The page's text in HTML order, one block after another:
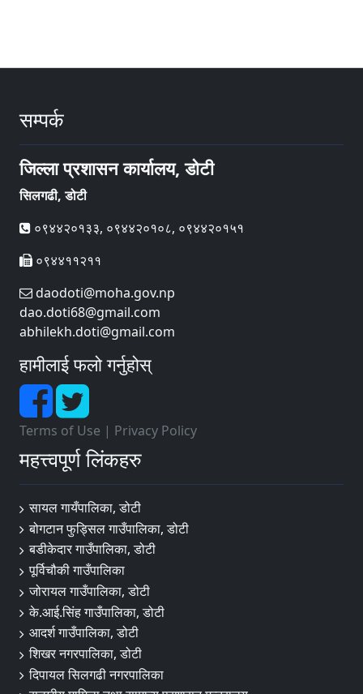
सम्पर्क
जिल्ला प्रशासन कार्यालय, डोटी
सिलगढी, डोटी
०९४४२०१३३, ०९४४२०१०८, ०९४४२०१५१
०९४४११२११
daodoti@moha.gov.np
dao.doti68@gmail.com
abhilekh.doti@gmail.com
हामीलाई फलो गर्नुहोस्
Terms of Use | Privacy Policy
महत्त्वपूर्ण लिंकहरु
सायल गायँपालिका, डोटी
बोगटान फुड्सिल गाउँपालिका, डोटी
बडीकेदार गाउँपालिका, डोटी
पूर्विचौकी गाउँपालिका
जोरायल गाउँपालिका, डोटी
के.आई.सिंह गाउँपालिका, डोटी
आदर्श गाउँपालिका, डोटी
शिखर नगरपालिका, डोटी
दिपायल सिलगढी नगरपालिका